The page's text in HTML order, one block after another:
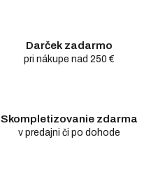
Darček zadarmo
pri nákupe nad 250 €
Skompletizovanie zdarma
v predajni či po dohode